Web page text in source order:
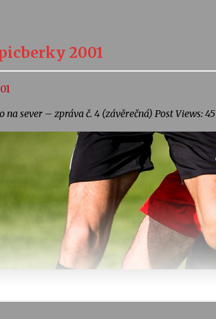
2001
na sever – zpráva č. 4 (závěrečná) Post Views: 45